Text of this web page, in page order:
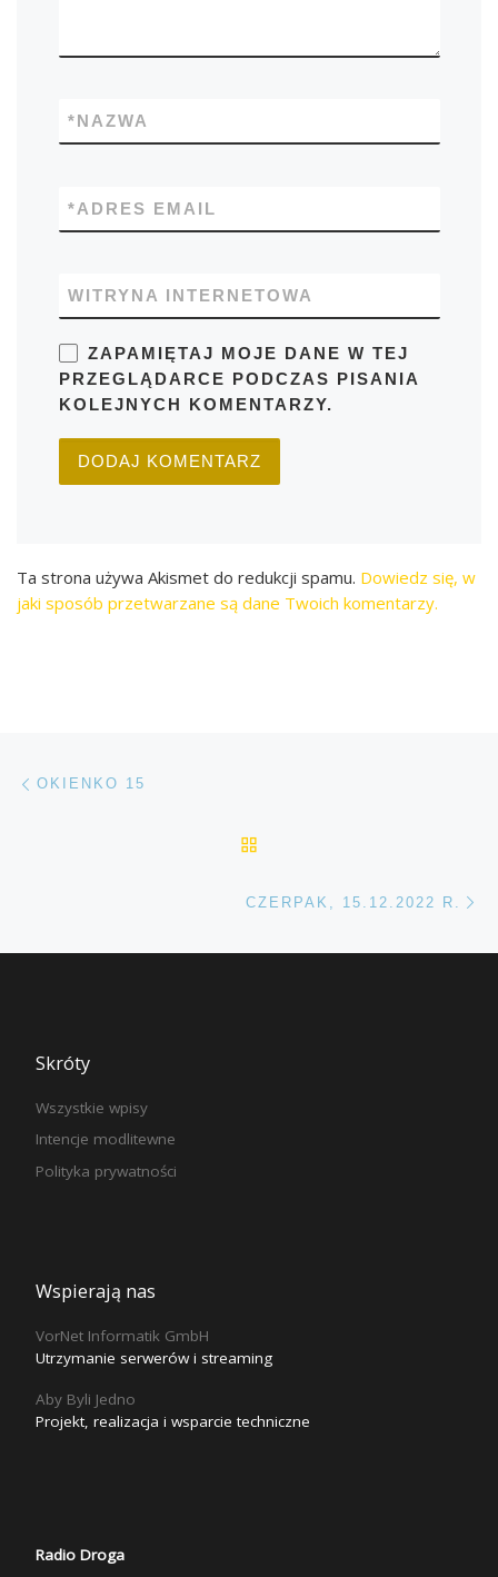
NAZWA
*
ADRES EMAIL
*
WITRYNA INTERNETOWA
ZAPAMIĘTAJ MOJE DANE W TEJ
PRZEGLĄDARCE PODCZAS PISANIA
KOLEJNYCH KOMENTARZY.
Ta strona używa Akismet do redukcji spamu. Dowiedz się, w
jaki sposób przetwarzane są dane Twoich komentarzy.
Przeglądanie Wpisów
OKIENKO 15
CZERPAK, 15.12.2022 R.
Skróty
Wszystkie wpisy
Intencje modlitewne
Polityka prywatności
Wspierają nas
VorNet Informatik GmbH
Utrzymanie serwerów i streaming
Aby Byli Jedno
Projekt, realizacja i wsparcie techniczne
Radio Droga